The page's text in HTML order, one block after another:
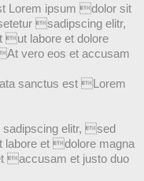
Lorem ipsum dolor sit
sadipscing elitr,
ut labore et dolore
vero eos et accusam
sanctus est Lorem
sadipscing elitr, sed
labore et dolore magna
accusam et justo duo